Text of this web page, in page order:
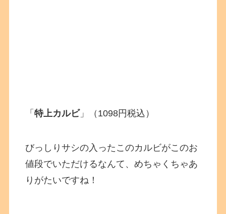
「特上カルビ」（1098円税込）
びっしりサシの入ったこのカルビがこのお
値段でいただけるなんて、めちゃくちゃあ
りがたいですね！